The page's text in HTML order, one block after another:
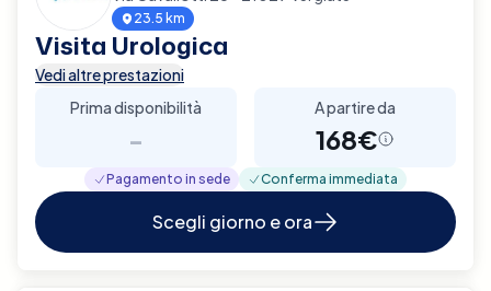
23.5 km
Visita Urologica
Vedi altre prestazioni
Prima disponibilità
-
A partire da
168€
Pagamento in sede Conferma immediata
Scegli giorno e ora